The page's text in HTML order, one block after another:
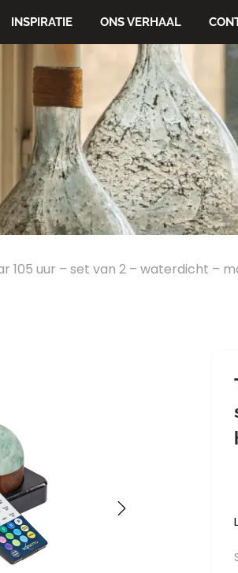
INSPIRATIE ONS VERHAAL
105 uur – set van 2 – waterdicht